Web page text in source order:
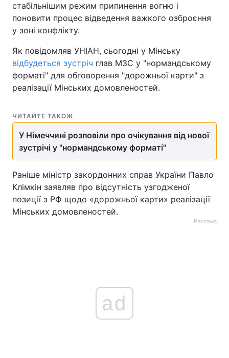
стабільнішим режим припинення вогню і
поновити процес відведення важкого озброєння
у зоні конфлікту.
Як повідомляв УНІАН, сьогодні у Мінську
відбудеться зустріч глав МЗС у "нормандському
форматі" для обговорення "дорожньої карти" з
реалізації Мінських домовленостей.
ЧИТАЙТЕ ТАКОЖ
У Німеччині розповіли про очікування від нової
зустрічі у "нормандському форматі"
Раніше міністр закордонних справ України Павло
Клімкін заявляв про відсутність узгодженої
позиції з РФ щодо «дорожньої карти» реалізації
Мінських домовленостей.
Реклама
ad